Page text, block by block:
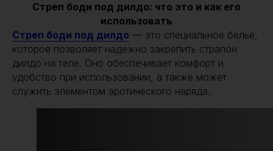
Стреп боди под дилдо: что это и как его
использовать
Стреп боди под дилдо — это специальное белье,
которое позволяет надежно закрепить страпон
дилдо на теле. Оно обеспечивает комфорт и
удобство при использовании, а также может
служить элементом эротического наряда.